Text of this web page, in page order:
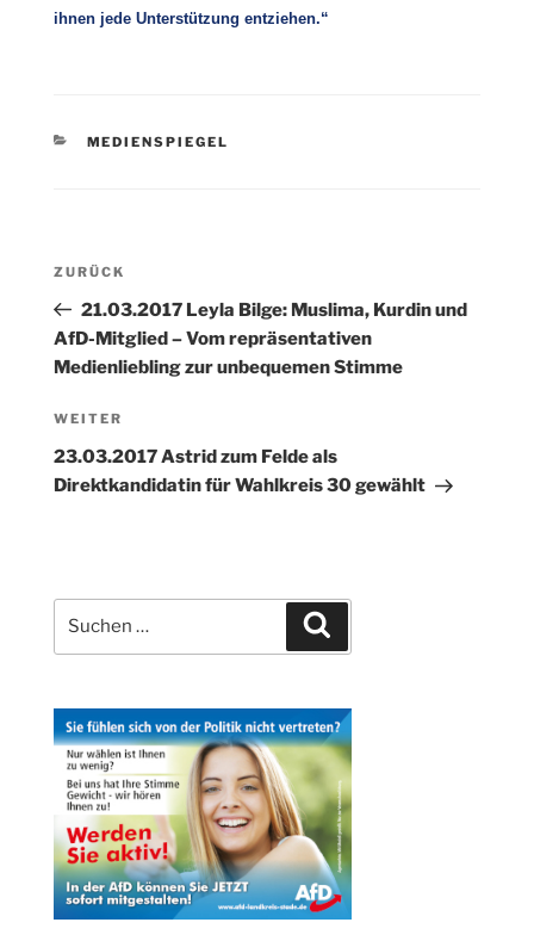
ihnen jede Unterstützung entziehen.“
KATEGORIEN
MEDIENSPIEGEL
Beitragsnavigation
Vorheriger
Beitrag
ZURÜCK
21.03.2017 Leyla Bilge: Muslima, Kurdin und
AfD-Mitglied – Vom repräsentativen
Medienliebling zur unbequemen Stimme
Nächster
Beitrag
WEITER
23.03.2017 Astrid zum Felde als
Direktkandidatin für Wahlkreis 30 gewählt
nach: